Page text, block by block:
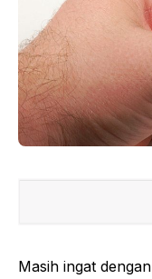
Masih ingat